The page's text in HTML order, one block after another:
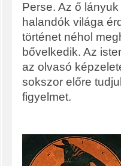
Perse. Az ő
halandók világa
történet néhol
bővelkedik. Az
az olvasó
sokszor előre
figyelmet.